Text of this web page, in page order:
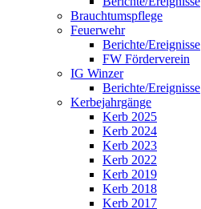
Brauchtumspflege
Feuerwehr
Berichte/Ereignisse
FW Förderverein
IG Winzer
Berichte/Ereignisse
Kerbejahrgänge
Kerb 2025
Kerb 2024
Kerb 2023
Kerb 2022
Kerb 2019
Kerb 2018
Kerb 2017